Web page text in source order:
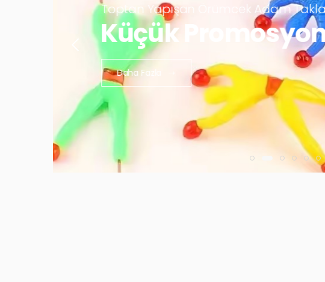
Toptan Basket Pota Oyuncak
Toptan Oyuncak
Daha Fazla